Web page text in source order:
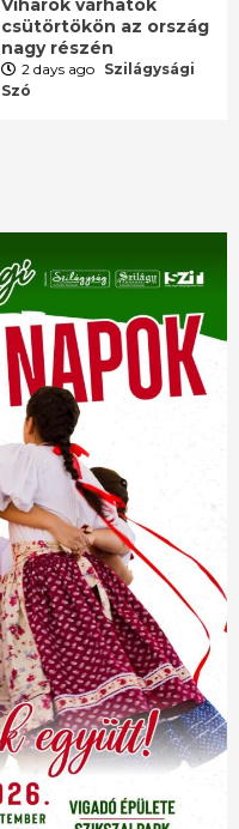
Viharok várhatók
csütörtökön az ország
nagy részén
2 days ago Szilágysági
Szó